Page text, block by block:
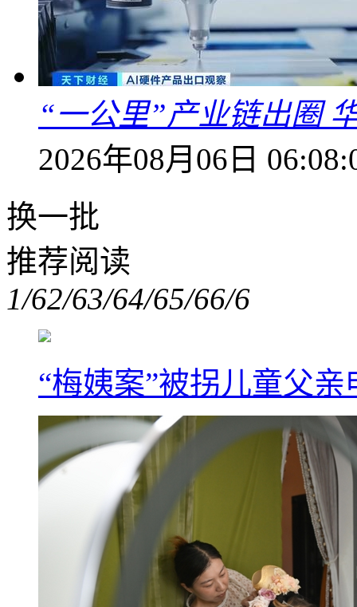
“一公里”产业链出圈
2026年08月06日
换一批
推荐阅读
1/62/63/64/65/66/6
“梅姨案”被拐儿童父